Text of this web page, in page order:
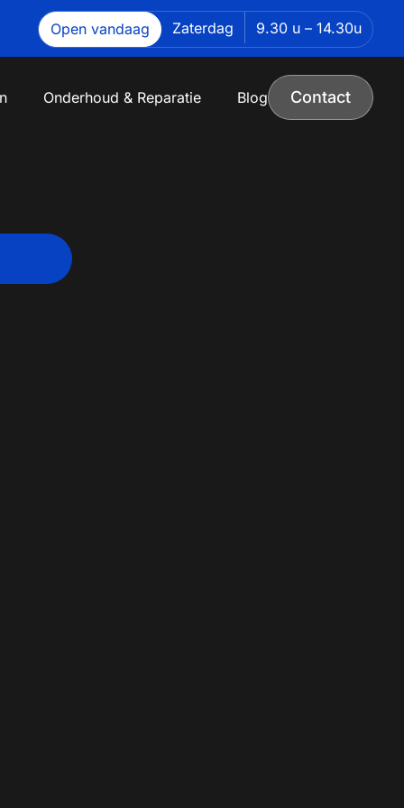
Open vandaag Zaterdag 9.30 u – 14.30u
Onderhoud & Reparatie Blog Contact